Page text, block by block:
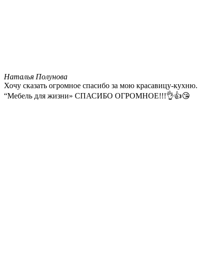
Наталья Полунова
Хочу сказать огромное спасибо за мою красавицу-кухню.
“Мебель для жизни» СПАСИБО ОГРОМНОЕ!!!👌👍😘